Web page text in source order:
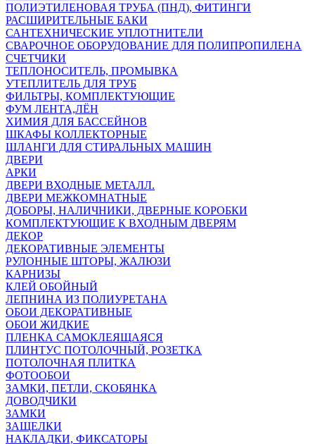
ПОЛИЭТИЛЕНОВАЯ ТРУБА (ПНД), ФИТИНГИ
РАСШИРИТЕЛЬНЫЕ БАКИ
САНТЕХНИЧЕСКИЕ УПЛОТНИТЕЛИ
СВАРОЧНОЕ ОБОРУДОВАНИЕ ДЛЯ ПОЛИПРОПИЛЕНА
СЧЕТЧИКИ
ТЕПЛОНОСИТЕЛЬ, ПРОМЫВКА
УТЕПЛИТЕЛЬ ДЛЯ ТРУБ
ФИЛЬТРЫ, КОМПЛЕКТУЮЩИЕ
ФУМ ЛЕНТА,ЛЁН
ХИМИЯ ДЛЯ БАССЕЙНОВ
ШКАФЫ КОЛЛЕКТОРНЫЕ
ШЛАНГИ ДЛЯ СТИРАЛЬНЫХ МАШИН
ДВЕРИ
АРКИ
ДВЕРИ ВХОДНЫЕ МЕТАЛЛ.
ДВЕРИ МЕЖКОМНАТНЫЕ
ДОБОРЫ, НАЛИЧНИКИ, ДВЕРНЫЕ КОРОБКИ
КОМПЛЕКТУЮЩИЕ К ВХОДНЫМ ДВЕРЯМ
ДЕКОР
ДЕКОРАТИВНЫЕ ЭЛЕМЕНТЫ
РУЛОННЫЕ ШТОРЫ, ЖАЛЮЗИ
КАРНИЗЫ
КЛЕЙ ОБОЙНЫЙ
ЛЕПНИНА ИЗ ПОЛИУРЕТАНА
ОБОИ ДЕКОРАТИВНЫЕ
ОБОИ ЖИДКИЕ
ПЛЕНКА САМОКЛЕЯЩАЯСЯ
ПЛИНТУС ПОТОЛОЧНЫЙ, РОЗЕТКА
ПОТОЛОЧНАЯ ПЛИТКА
ФОТООБОИ
ЗАМКИ, ПЕТЛИ, СКОБЯНКА
ДОВОДЧИКИ
ЗАМКИ
ЗАЩЕЛКИ
НАКЛАДКИ, ФИКСАТОРЫ